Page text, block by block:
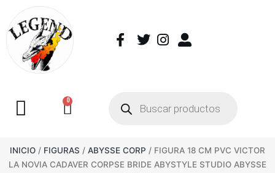
0
INICIO / FIGURAS / ABYSSE CORP / FIGURA 18 CM PVC VICTOR
LA NOVIA CADAVER CORPSE BRIDE ABYSTYLE STUDIO ABYSSE